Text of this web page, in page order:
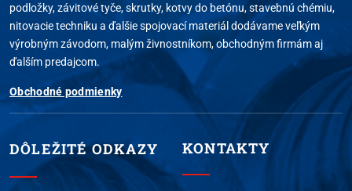
podložky, závitové tyče, skrutky, kotvy do betónu, stavebnú chémiu,
nitovacie techniku a ďalšie spojovací materiál dodávame veľkým
výrobným závodom, malým živnostníkom, obchodným firmám aj
ďalším predajcom.
Obchodné podmienky
DÔLEŽITÉ ODKAZY KONTAKTY